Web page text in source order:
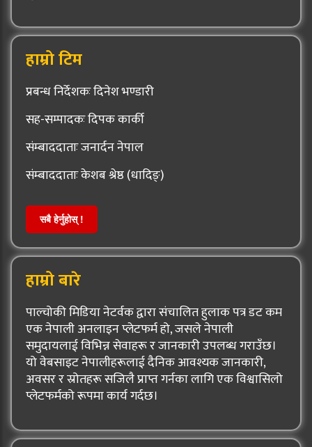
हाम्रो टिम
प्रबन्ध निर्देशकः दिनेश भण्डारी
सह-सम्पादकः दिपक कार्की
संम्बाददाताः जनार्दन नेपाल
संम्बाददाताः केशब श्रेष्ठ (धादिङ्)
सबै हेर्नुहोस् !
हाम्रो बारे
पाल्चोकी मिडिया नेटर्वक द्वारा संचालित हुलाक पत्र डट कम
एक नेपाली अनलाइन प्लेटफर्म हो, जसले नेपाली
समुदायलाई विभिन्न सेवाहरू र जानकारी उपलब्ध गराउँछ।
यो वेबसाइट नेपालीहरूलाई दैनिक आवश्यक जानकारी,
अवसर र स्रोतहरू सजिलै प्राप्त गर्नका लागि एक विश्वासिलो
प्लेटफर्मको रूपमा कार्य गर्दछ।